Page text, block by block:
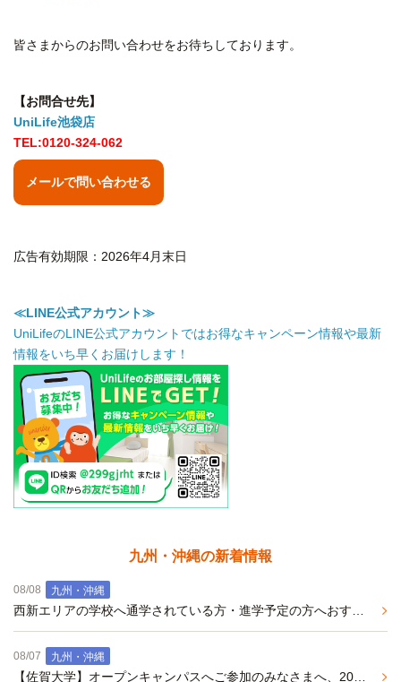
皆さまからのお問い合わせをお待ちしております。
【お問合せ先】
UniLife池袋店
TEL:0120-324-062
メールで問い合わせる
広告有効期限：2026年4月末日
≪LINE公式アカウント≫
UniLifeのLINE公式アカウントではお得なキャンペーン情報や最新
情報をいち早くお届けします！
九州・沖縄の新着情報
08/08 九州・沖縄
08/07 九州・沖縄